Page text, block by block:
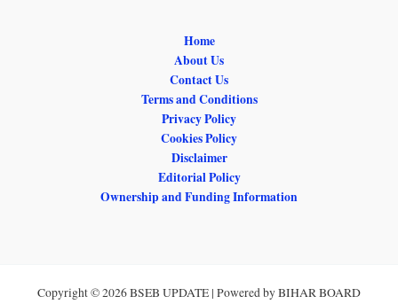
Home
About Us
Contact Us
Terms and Conditions
Privacy Policy
Cookies Policy
Disclaimer
Editorial Policy
Ownership and Funding Information
Copyright © 2026 BSEB UPDATE | Powered by BIHAR BOARD